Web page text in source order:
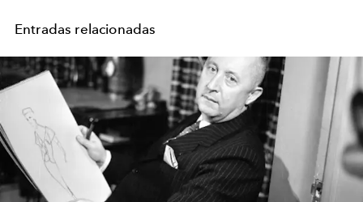
Entradas relacionadas